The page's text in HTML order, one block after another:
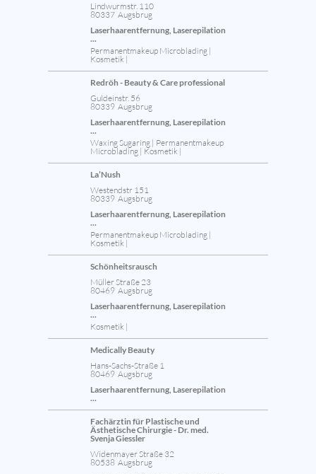
Lindwurmstr. 110
80337 Augsbrug
Laserhaarentfernung, Laserepilation
...
Permanentmakeup Microblading |
Kosmetik |
Redröh - Beauty & Care professional
Guldeinstr. 56
80339 Augsbrug
Laserhaarentfernung, Laserepilation
...
Waxing Sugaring | Permanentmakeup
Microblading | Kosmetik |
La’Nush
Westendstr 151
80339 Augsbrug
Laserhaarentfernung, Laserepilation
...
Permanentmakeup Microblading |
Kosmetik |
Schönheitsrausch
Müller Straße 23
80469 Augsbrug
Laserhaarentfernung, Laserepilation
...
Kosmetik |
Medically Beauty
Hans-Sachs-Straße 1
80469 Augsbrug
Laserhaarentfernung, Laserepilation
...
Fachärztin für Plastische und
Ästhetische Chirurgie - Dr. med.
Svenja Giessler
Widenmayer Straße 32
80538 Augsbrug